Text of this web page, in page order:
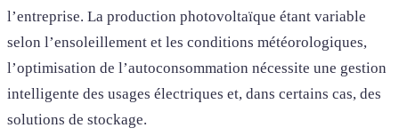
l’entreprise. La production photovoltaïque étant variable
selon l’ensoleillement et les conditions météorologiques,
l’optimisation de l’autoconsommation nécessite une gestion
intelligente des usages électriques et, dans certains cas, des
solutions de stockage.